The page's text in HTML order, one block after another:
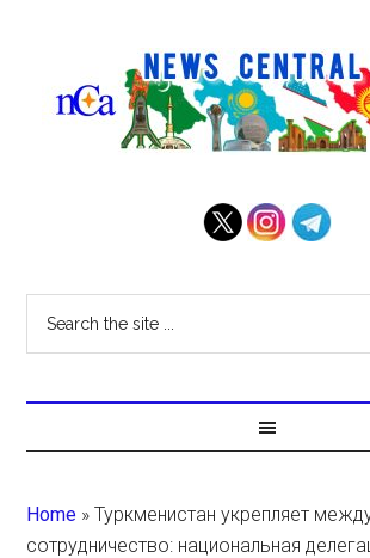
Home »Туркменистан укрепляет
сотрудничество: национальная